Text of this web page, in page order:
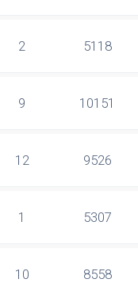
2 5118
9 10151
12 9526
1 5307
10 8558